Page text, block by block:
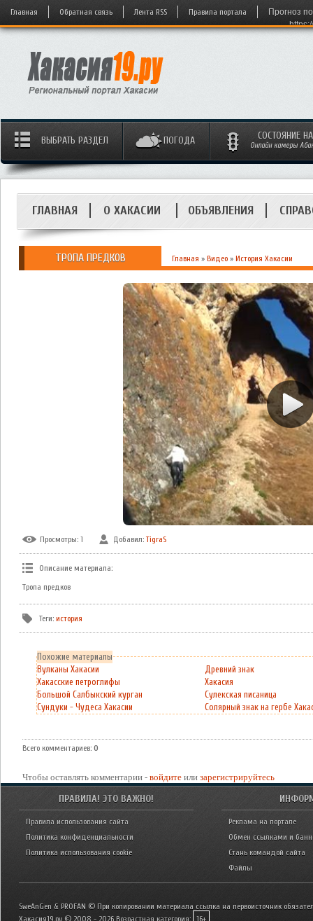
Главная Обратная связь Лента RSS Правила портала
Прогноз
ВЫБРАТЬ РАЗДЕЛ ПОГОДА СОСТОЯНИЕ
Онлайн камеры
ГЛАВНАЯ О ХАКАСИИ ОБЪЯВЛЕНИЯ
ТРОПА ПРЕДКОВ Главная » Видео » История Хакасии
Просмотры: 1 Добавил: TigraS
Описание материала:
Тропа предков
Теги: история
Похожие материалы
Вулканы Хакасии
Древний знак
Хакасские петроглифы
Хакасия
Большой Салбыкский курган
Сулекская писаница
Сундуки - Чудеса Хакасии
Солярный знак на гербе
Всего комментариев: 0
Чтобы оставлять комментарии - войдите или зарегистрируйтесь
ПРАВИЛА! ЭТО ВАЖНО!
Правила использования сайта
Политика конфиденциальности
Политика использования cookie
Реклама на портале
Обмен ссылками и
Стань командой сайта
Файлы
SweAnGen & PROFAN © При копировании материала ссылка на первоисточник
Хакасия19.ру © 2008 - 2026 Возрастная категория: 16+